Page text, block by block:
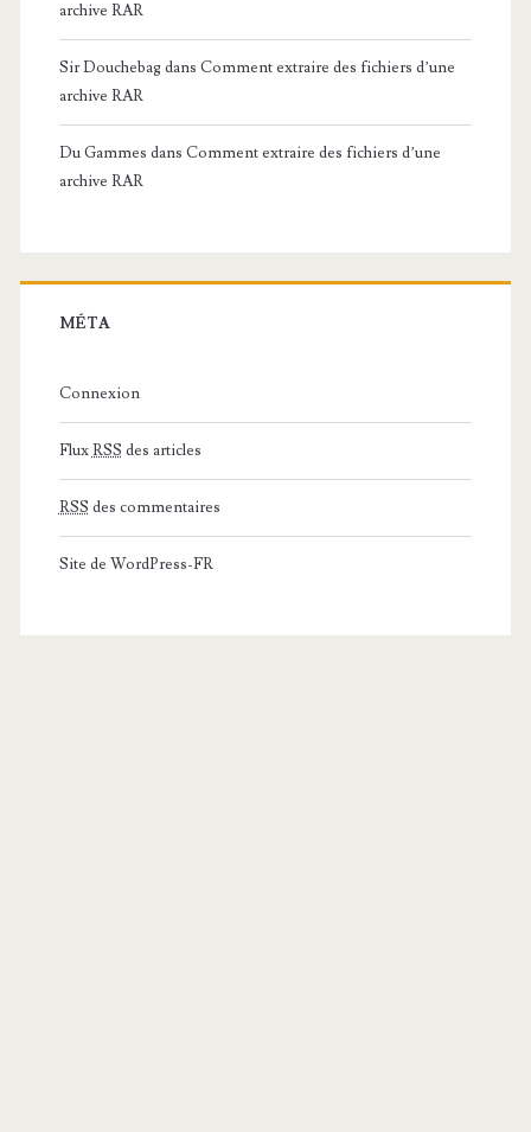
archive RAR
Sir Douchebagdans Comment extraire des fichiers d’une
archive RAR
Du Gammes dans Comment extraire des fichiers d’une
archive RAR
MÉTA
Connexion
FluxRSS des articles
RSS des commentaires
Site de WordPress-FR